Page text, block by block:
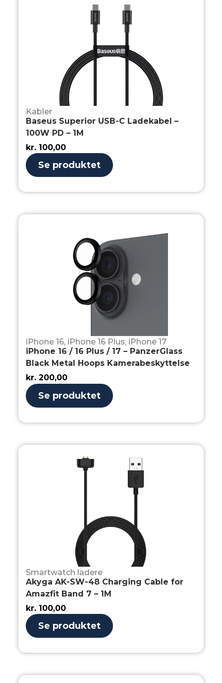
Kabler
Baseus Superior USB-C Ladekabel –
100W PD – 1M
kr. 100,00
Se produktet
iPhone 16, iPhone 16 Plus, iPhone 17
iPhone 16 / 16 Plus / 17 – PanzerGlass
Black Metal Hoops Kamerabeskyttelse
kr. 200,00
Se produktet
Smartwatch ladere
Akyga AK-SW-48 Charging Cable for
Amazfit Band 7 – 1M
kr. 100,00
Se produktet